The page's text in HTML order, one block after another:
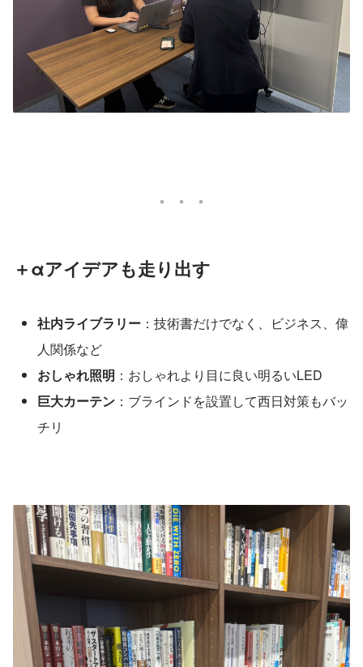
＋αアイデアも走り出す
社内ライブラリー ：技術書だけでなく、ビジネス、偉
人関係など
おしゃれ照明 ：おしゃれより目に良い明るいLED
巨大カーテン ：ブラインドを設置して西日対策もバッ
チリ